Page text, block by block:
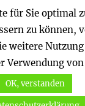
präsentiert von
für Sie optimal
zu können,
weitere
Verwendung von
OK, verstanden